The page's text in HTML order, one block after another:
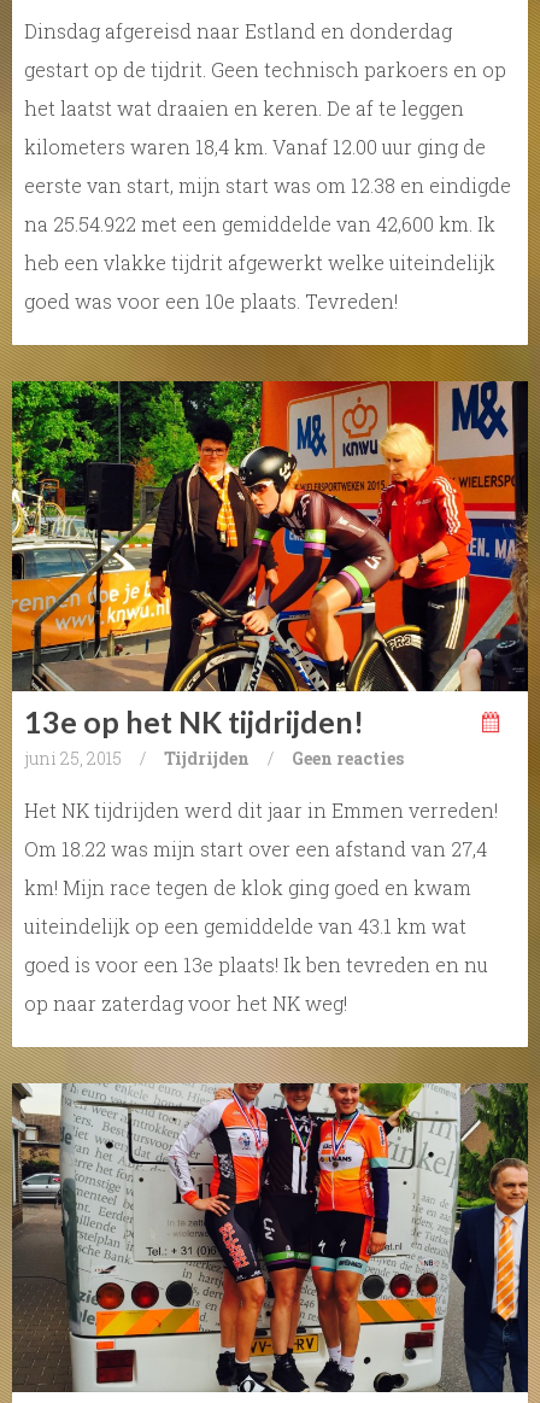
Dinsdag afgereisd naar Estland en donderdag
gestart op de tijdrit. Geen technisch parkoers en op
het laatst wat draaien en keren. De af te leggen
kilometers waren 18,4 km. Vanaf 12.00 uur ging de
eerste van start, mijn start was om 12.38 en eindigde
na 25.54.922 met een gemiddelde van 42,600 km. Ik
heb een vlakke tijdrit afgewerkt welke uiteindelijk
goed was voor een 10e plaats. Tevreden!
13e op het NK tijdrijden!
juni 25, 2015 / Tijdrijden / Geen reacties
Het NK tijdrijden werd dit jaar in Emmen verreden!
Om 18.22 was mijn start over een afstand van 27,4
km! Mijn race tegen de klok ging goed en kwam
uiteindelijk op een gemiddelde van 43.1 km wat
goed is voor een 13e plaats! Ik ben tevreden en nu
op naar zaterdag voor het NK weg!